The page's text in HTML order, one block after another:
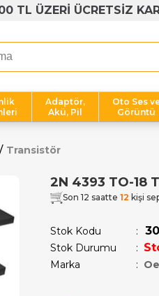
TL ÜZERİ ÜCRETSİZ
Adaptör,
Akü, Pil
Oto Ses
Görüntü
Transistör
2N 4393 TO-18
Son 12 saatte 12 kişi
Stok Kodu
Stok Durumu :
Marka :